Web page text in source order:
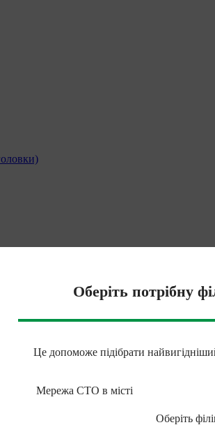
Оберіть потрібну
Це допоможе підібрати
Мережа СТО в місті
Оберіть